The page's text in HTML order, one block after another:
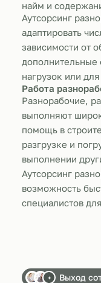
найм и
Аутсорсинг
адаптировать
зависимости от
нагрузок или
Работа
Разнорабочие,
выполняют
помощь в
разгрузке и
выполнении
Аутсорсинг
возможность
специалистов
+ Выход